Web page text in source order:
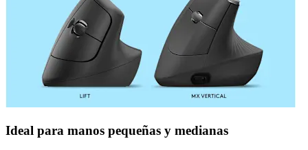
Ideal para manos pequeñas y medianas